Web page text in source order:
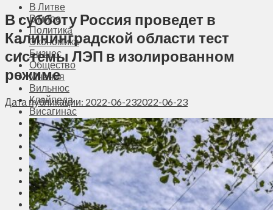
В Литве
В мире
Политика
Экономика
Бизнес
Общество
Мнения
Вильнюс
Клайпеда
Висагинас
Регионы
Соседи
Транспорт
Выбор читателей
Калейдоскоп
Армия
Сейм Литвы
Культура
В субботу Россия проведет в
Калининградской области тест
системы ЛЭП в изолированном
режиме
Дата публикации: 2022-06-232022-06-23